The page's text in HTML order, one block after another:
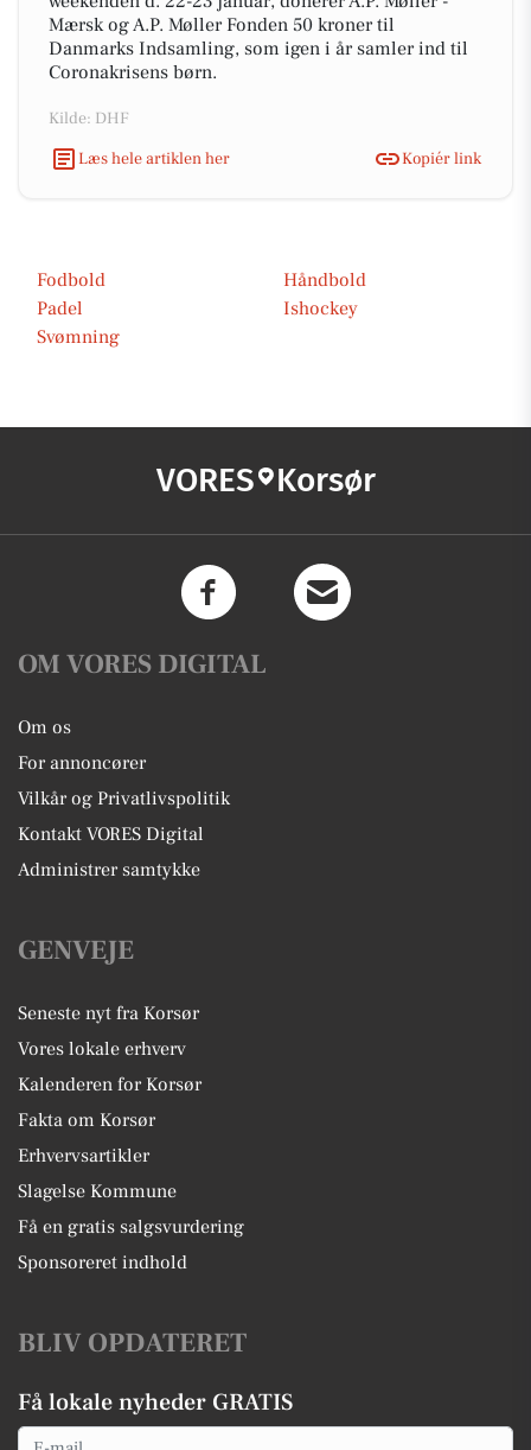
Mærsk og A.P. Møller Fonden 50 kroner til
Danmarks Indsamling, som igen i år samler ind til
Coronakrisens børn.
Kilde: DHF
Læs hele artiklen her
Kopiér link
Fodbold
Håndbold
Padel
Ishockey
Svømning
VORES Korsør
OM VORES DIGITAL
Om os
For annoncører
Vilkår og Privatlivspolitik
Kontakt VORES Digital
Administrer samtykke
GENVEJE
Seneste nyt fra Korsør
Vores lokale erhverv
Kalenderen for Korsør
Fakta om Korsør
Erhvervsartikler
Slagelse Kommune
Få en gratis salgsvurdering
Sponsoreret indhold
BLIV OPDATERET
Få lokale nyheder GRATIS
Email